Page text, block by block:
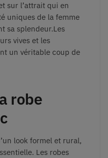
sur l’attrait qui en
uniques de la femme
sa splendeur.Les
vives et les
un véritable coup de
robe
look formel et rural,
Les robes